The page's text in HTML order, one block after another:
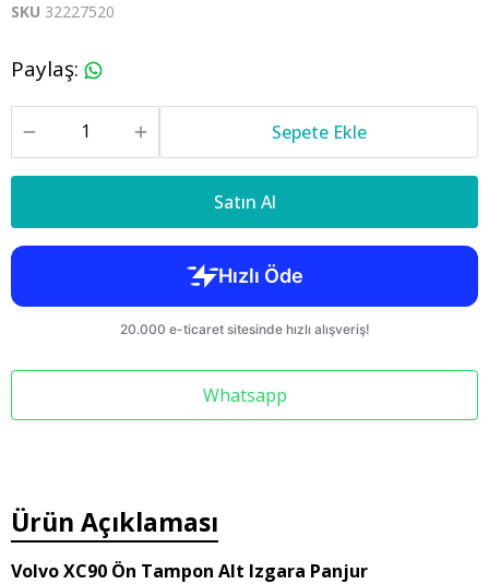
SKU 32227520
Paylaş:
Sepete Ekle
Satın Al
Whatsapp
Ürün Açıklaması
Volvo XC90 Ön Tampon Alt Izgara Panjur